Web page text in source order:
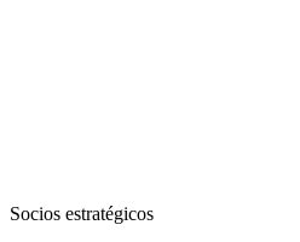
Socios estratégicos